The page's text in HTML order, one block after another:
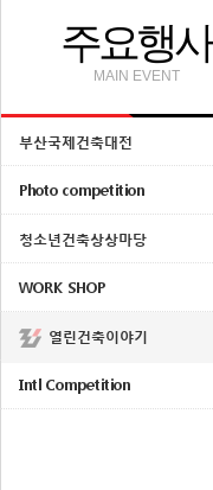
주요행사
MAIN EVENT
부산국제건축대전
Photo competition
청소년건축상상마당
WORK SHOP
열린건축이야기
Intl Competition